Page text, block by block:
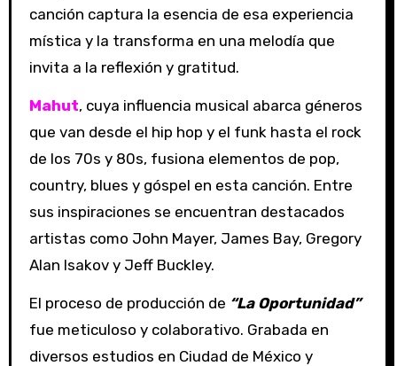
canción captura la esencia de esa experiencia
mística y la transforma en una melodía que
invita a la reflexión y gratitud.
Mahut, cuya influencia musical abarca géneros
que van desde el hip hop y el funk hasta el rock
de los 70s y 80s, fusiona elementos de pop,
country, blues y góspel en esta canción. Entre
sus inspiraciones se encuentran destacados
artistas como John Mayer, James Bay, Gregory
Alan Isakov y Jeff Buckley.
El proceso de producción de “La Oportunidad”
fue meticuloso y colaborativo. Grabada en
diversos estudios en Ciudad de México y